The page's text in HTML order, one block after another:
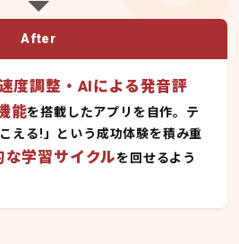
After
度調整・AIによる発音評
能を搭載したアプリを自作。テ
える!」という成功体験を積み重
な学習サイクルを回せるよう